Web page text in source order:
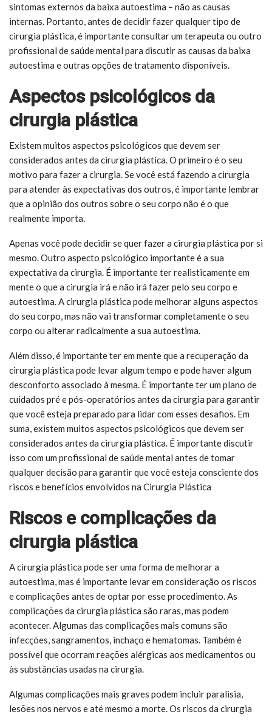
sintomas externos da baixa autoestima – não as causas
internas. Portanto, antes de decidir fazer qualquer tipo de
cirurgia plástica, é importante consultar um terapeuta ou outro
profissional de saúde mental para discutir as causas da baixa
autoestima e outras opções de tratamento disponíveis.
Aspectos psicológicos da
cirurgia plástica
Existem muitos aspectos psicológicos que devem ser
considerados antes da cirurgia plástica. O primeiro é o seu
motivo para fazer a cirurgia. Se você está fazendo a cirurgia
para atender às expectativas dos outros, é importante lembrar
que a opinião dos outros sobre o seu corpo não é o que
realmente importa.
Apenas você pode decidir se quer fazer a cirurgia plástica por si
mesmo. Outro aspecto psicológico importante é a sua
expectativa da cirurgia. É importante ter realisticamente em
mente o que a cirurgia irá e não irá fazer pelo seu corpo e
autoestima. A cirurgia plástica pode melhorar alguns aspectos
do seu corpo, mas não vai transformar completamente o seu
corpo ou alterar radicalmente a sua autoestima.
Além disso, é importante ter em mente que a recuperação da
cirurgia plástica pode levar algum tempo e pode haver algum
desconforto associado à mesma. É importante ter um plano de
cuidados pré e pós-operatórios antes da cirurgia para garantir
que você esteja preparado para lidar com esses desafios. Em
suma, existem muitos aspectos psicológicos que devem ser
considerados antes da cirurgia plástica. É importante discutir
isso com um profissional de saúde mental antes de tomar
qualquer decisão para garantir que você esteja consciente dos
riscos e benefícios envolvidos na Cirurgia Plástica
Riscos e complicações da
cirurgia plástica
A cirurgia plástica pode ser uma forma de melhorar a
autoestima, mas é importante levar em consideração os riscos
e complicações antes de optar por esse procedimento. As
complicações da cirurgia plástica são raras, mas podem
acontecer. Algumas das complicações mais comuns são
infecções, sangramentos, inchaço e hematomas. Também é
possível que ocorram reações alérgicas aos medicamentos ou
às substâncias usadas na cirurgia.
Algumas complicações mais graves podem incluir paralisia,
lesões nos nervos e até mesmo a morte. Os riscos da cirurgia